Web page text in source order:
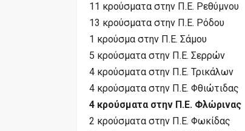
11 κρούσματα στην Π.Ε. Ρεθύμνου
13 κρούσματα στην Π.Ε. Ρόδου
1 κρούσμα στην Π.Ε. Σάμου
5 κρούσματα στην Π.Ε. Σερρών
4 κρούσματα στην Π.Ε. Τρικάλων
4 κρούσματα στην Π.Ε. Φθιώτιδας
4 κρούσματα στην Π.Ε. Φλώρινας
2 κρούσματα στην Π.Ε. Φωκίδας